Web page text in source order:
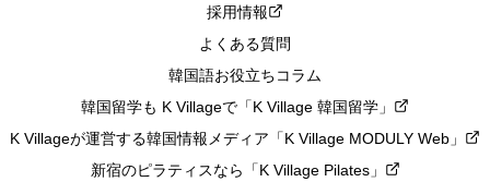
採用情報
よくある質問
韓国語お役立ちコラム
韓国留学も K Villageで「K Village 韓国留学」
K Villageが運営する韓国情報メディア「K Village MODULY Web」
新宿のピラティスなら「K Village Pilates」